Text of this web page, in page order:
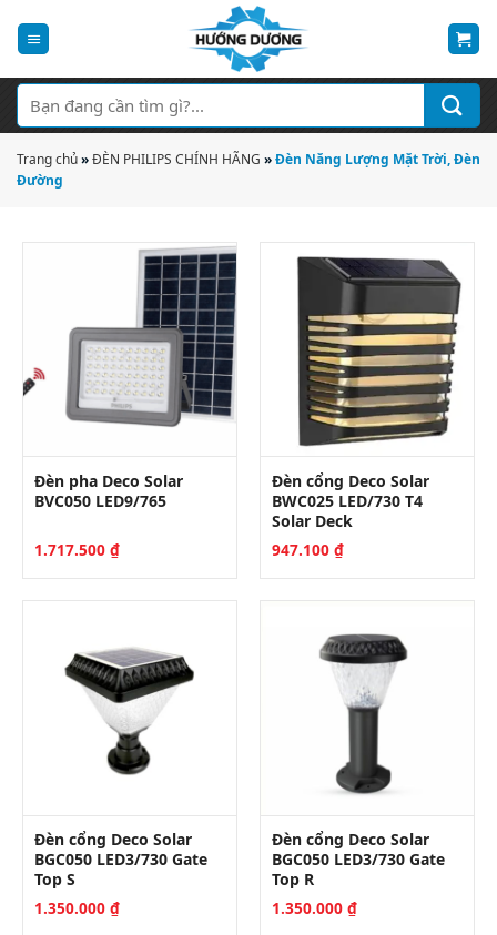
qua
dung
Tìm
kiếm:
Trang chủ»ĐÈN PHILIPS CHÍNH HÃNG »Đèn Năng Lượng Mặt Trời, Đèn
Đường
Đèn pha Deco Solar
BVC050 LED9/765
1.717.500 ₫
Đèn cổng Deco Solar
BWC025 LED/730 T4
Solar Deck
947.100 ₫
Đèn cổng Deco Solar
BGC050 LED3/730 Gate
Top S
1.350.000 ₫
Đèn cổng Deco Solar
BGC050 LED3/730 Gate
Top R
1.350.000 ₫